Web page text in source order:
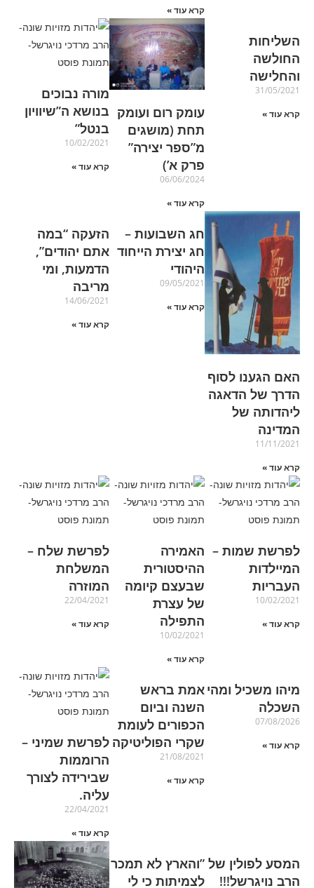
קרא עוד »
השליחות
החולשה
והחלישה
31/05/2021
קרא עוד »
עומק רום ועומק
תחת (מושגים
מ”ספר יצירה”
פרק א’)
06/06/2024
קרא עוד »
מורה נבוכים
בנושא ה”שיוויון
בנטל”
10/02/2021
קרא עוד »
האם הגענו לסוף
הדרך של הדאגה
ליהדותה של
המדינה
11/11/2021
קרא עוד »
חג השבועות –
חג יצירת הייחוד
היהודי
09/05/2021
קרא עוד »
הזעקה “במה
אתם יהודים”,
הדמעות, ומי
מריבה
14/06/2021
קרא עוד »
לפרשת שמות –
המיילדות
העבריות
10/02/2021
קרא עוד »
האמירה
ההיסטורית
שבעצם קיומה
של עצרת
התפילה
10/02/2021
קרא עוד »
לפרשת שלח –
המשלחת
המוזרה
22/04/2021
קרא עוד »
מיהו משכיל ומהי
השכלה
07/08/2026
קרא עוד »
אמת בראש
השנה וביום
הכפורים לעומת
שקרי הפוליטיקה
21/08/2021
קרא עוד »
לפרשת שמיני –
הרוממות
שבירידה לצורך
עליה.
22/04/2021
קרא עוד »
המסע לפולין של
הרב נויגרשל!!!
‏‏”והארץ לא תמכר
לצמיתות כי לי